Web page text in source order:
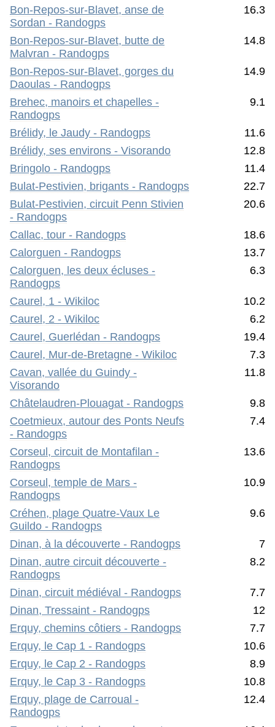
Bon-Repos-sur-Blavet, anse de
Sordan - Randogps
16.3
Bon-Repos-sur-Blavet, butte de
Malvran - Randogps
14.8
Bon-Repos-sur-Blavet, gorges du
Daoulas - Randogps
14.9
Brehec, manoirs et chapelles -
Randogps
9.1
Brélidy, le Jaudy - Randogps
11.6
Brélidy, ses environs - Visorando
12.8
Bringolo - Randogps
11.4
Bulat-Pestivien, brigants - Randogps
22.7
Bulat-Pestivien, circuit Penn Stivien
- Randogps
20.6
Callac, tour - Randogps
18.6
Calorguen - Randogps
13.7
Calorguen, les deux écluses -
Randogps
6.3
Caurel, 1 - Wikiloc
10.2
Caurel, 2 - Wikiloc
6.2
Caurel, Guerlédan - Randogps
19.4
Caurel, Mur-de-Bretagne - Wikiloc
7.3
Cavan, vallée du Guindy -
Visorando
11.8
Châtelaudren-Plouagat - Randogps
9.8
Coetmieux, autour des Ponts Neufs
- Randogps
7.4
Corseul, circuit de Montafilan -
Randogps
13.6
Corseul, temple de Mars -
Randogps
10.9
Créhen, plage Quatre-Vaux Le
Guildo - Randogps
9.6
Dinan, à la découverte - Randogps
7
Dinan, autre circuit découverte -
Randogps
8.2
Dinan, circuit médiéval - Randogps
7.7
Dinan, Tressaint - Randogps
12
Erquy, chemins côtiers - Randogps
7.7
Erquy, le Cap 1 - Randogps
10.6
Erquy, le Cap 2 - Randogps
8.9
Erquy, le Cap 3 - Randogps
10.8
Erquy, plage de Carroual -
Randogps
12.4